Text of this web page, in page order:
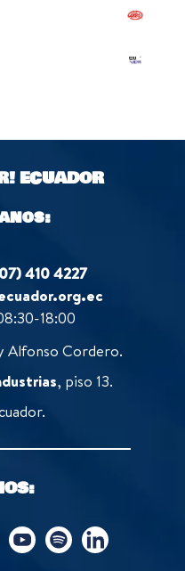
ECUADOR
410 4227
18:00
Alfonso Cordero.
, piso 13.